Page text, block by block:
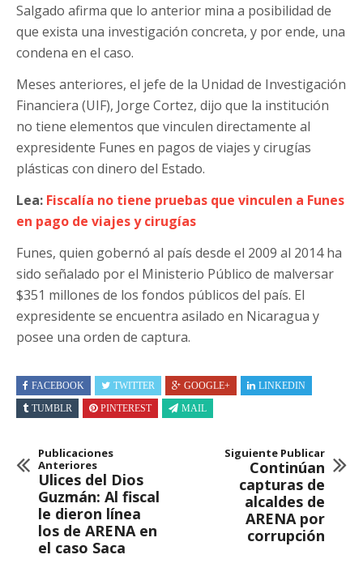
Salgado afirma que lo anterior mina a posibilidad de
que exista una investigación concreta, y por ende, una
condena en el caso.
Meses anteriores, el jefe de la Unidad de Investigación
Financiera (UIF), Jorge Cortez, dijo que la institución
no tiene elementos que vinculen directamente al
expresidente Funes en pagos de viajes y cirugías
plásticas con dinero del Estado.
Lea: Fiscalía no tiene pruebas que vinculen a Funes
en pago de viajes y cirugías
Funes, quien gobernó al país desde el 2009 al 2014 ha
sido señalado por el Ministerio Público de malversar
$351 millones de los fondos públicos del país. El
expresidente se encuentra asilado en Nicaragua y
posee una orden de captura.
FACEBOOK TWITTER GOOGLE+
LINKEDIN
TUMBLR
PINTEREST MAIL
Publicaciones
Anteriores
Ulices del Dios
Guzmán: Al fiscal
le dieron línea
los de ARENA en
el caso Saca
Siguiente Publicar
Continúan
capturas de
alcaldes de
ARENA por
corrupción